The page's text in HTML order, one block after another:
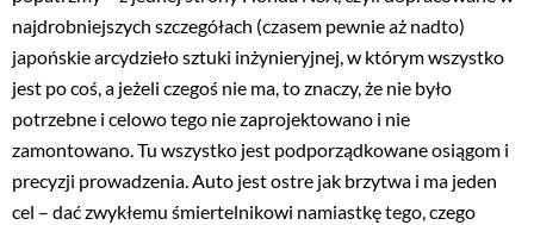
najdrobniejszych szczegółach (czasem pewnie aż nadto)
japońskie arcydzieło sztuki inżynieryjnej, w którym wszystko
jest po coś, a jeżeli czegoś nie ma, to znaczy, że nie było
potrzebne i celowo tego nie zaprojektowano i nie
zamontowano. Tu wszystko jest podporządkowane osiągom i
precyzji prowadzenia. Auto jest ostre jak brzytwa i ma jeden
cel – dać zwykłemu śmiertelnikowi namiastkę tego, czego